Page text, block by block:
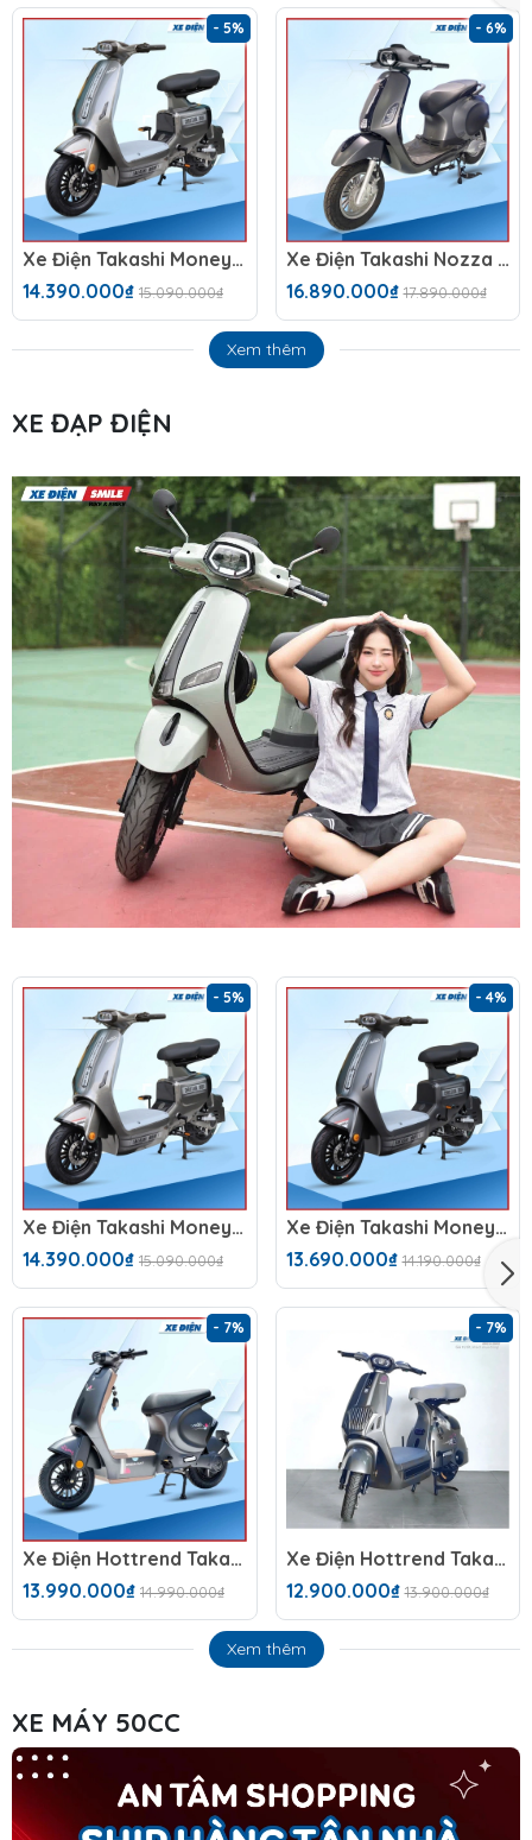
- 5%
Xe Điện Takashi Money (60V-23Ah) 5 Bình
14.390.000₫ 15.090.000₫
- 6%
Xe Điện Takashi Nozza S 2025 Đèn Vuông
16.890.000₫ 17.890.000₫
Xem thêm
XE ĐẠP ĐIỆN
- 5%
Xe Điện Takashi Money (60V-23Ah) 5 Bình
14.390.000₫ 15.090.000₫
- 4%
Xe Điện Takashi Money (48V-23Ah) 4 Bình
13.690.000₫ 14.190.000₫
- 7%
Xe Điện Hottrend Takashi Mono
13.990.000₫ 14.990.000₫
- 7%
Xe Điện Hottrend Takashi X2
12.900.000₫ 13.900.000₫
Xem thêm
XE MÁY 50CC